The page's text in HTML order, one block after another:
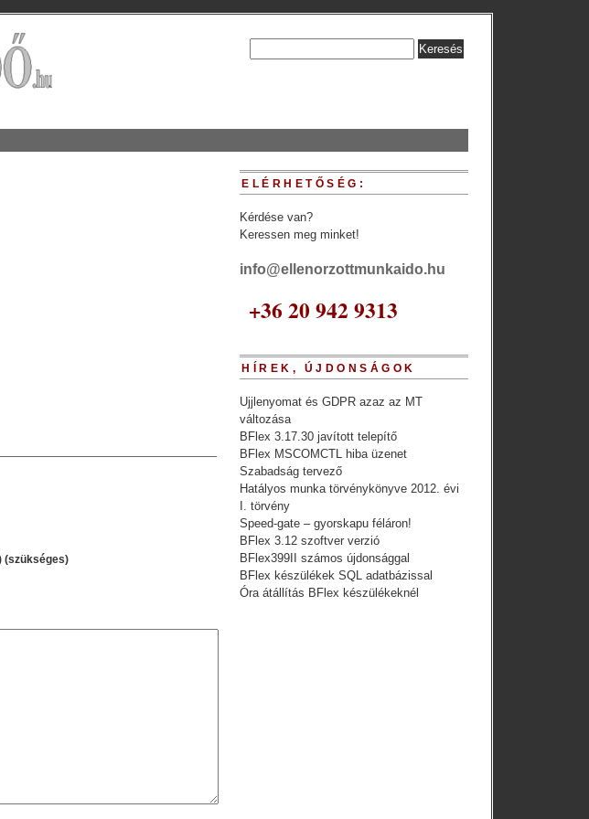
(szükséges)
ELÉRHETŐSÉG:
Kérdése van?
Keressen meg minket!
info@ellenorzottmunkaido.hu
+36 20 942 9313
HÍREK, ÚJDONSÁGOK
Ujjlenyomat és GDPR azaz az MT
változása
BFlex 3.17.30 javított telepítő
BFlex MSCOMCTL hiba üzenet
Szabadság tervező
Hatályos munka törvénykönyve 2012. évi
I. törvény
Speed-gate – gyorskapu féláron!
BFlex 3.12 szoftver verzió
BFlex399II számos újdonsággal
BFlex készülékek SQL adatbázissal
Óra átállítás BFlex készülékeknél